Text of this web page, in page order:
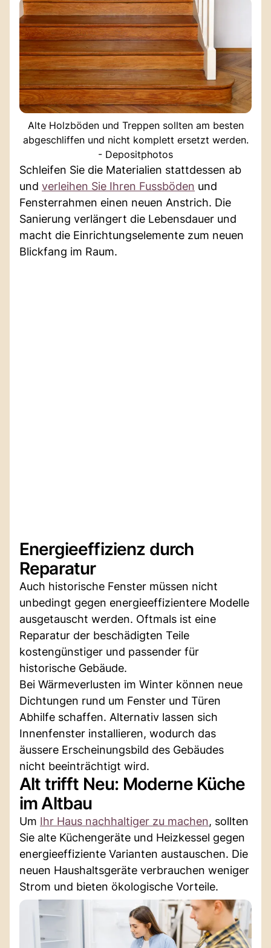
Alte Holzböden und Treppen sollten am besten
abgeschliffen und nicht komplett ersetzt werden.
- Depositphotos
Schleifen Sie die Materialien stattdessen ab
und verleihen Sie Ihren Fussböden und
Fensterrahmen einen neuen Anstrich. Die
Sanierung verlängert die Lebensdauer und
macht die Einrichtungselemente zum neuen
Blickfang im Raum.
Energieeffizienz durch
Reparatur
Auch historische Fenster müssen nicht
unbedingt gegen energieeffizientere Modelle
ausgetauscht werden. Oftmals ist eine
Reparatur der beschädigten Teile
kostengünstiger und passender für
historische Gebäude.
Bei Wärmeverlusten im Winter können neue
Dichtungen rund um Fenster und Türen
Abhilfe schaffen. Alternativ lassen sich
Innenfenster installieren, wodurch das
äussere Erscheinungsbild des Gebäudes
nicht beeinträchtigt wird.
Alt trifft Neu: Moderne Küche
im Altbau
Um Ihr Haus nachhaltiger zu machen, sollten
Sie alte Küchengeräte und Heizkessel gegen
energieeffiziente Varianten austauschen. Die
neuen Haushaltsgeräte verbrauchen weniger
Strom und bieten ökologische Vorteile.